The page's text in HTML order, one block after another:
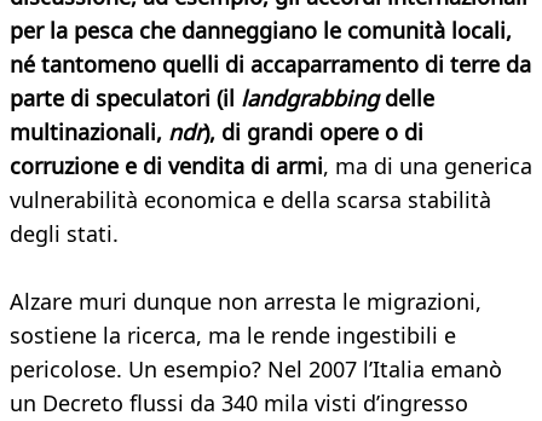
per la pesca che danneggiano le comunità locali,
né tantomeno quelli di accaparramento di terre da
parte di speculatori (il landgrabbingdelle
multinazionali, ndr), di grandi opere o di
corruzione e di vendita di armi, ma di una generica
vulnerabilità economica e della scarsa stabilità
degli stati.
Alzare muri dunque non arresta le migrazioni,
sostiene la ricerca, ma le rende ingestibili e
pericolose. Un esempio? Nel 2007 l’Italia emanò
un Decreto flussi da 340 mila visti d’ingresso